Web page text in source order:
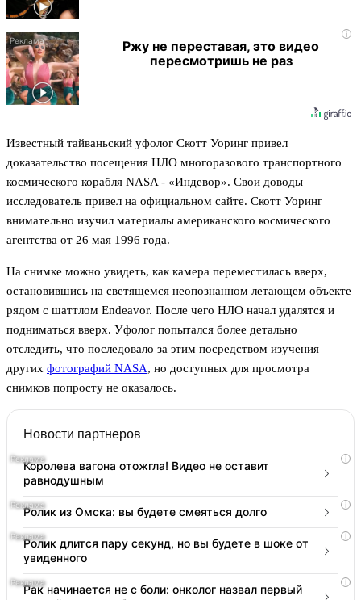
i
Ржу не переставая, это видео
пересмотришь не раз
Известный тайваньский уфолог Скотт Уоринг привел
доказательство посещения НЛО многоразового транспортного
космического корабля NASA - «Индевор». Свои доводы
исследователь привел на официальном сайте. Скотт Уоринг
внимательно изучил материалы американского космического
агентства от 26 мая 1996 года.
На снимке можно увидеть, как камера переместилась вверх,
остановившись на светящемся неопознанном летающем объекте
рядом с шаттлом Endeavor. После чего НЛО начал удалятся и
подниматься вверх. Уфолог попытался более детально
отследить, что последовало за этим посредством изучения
других фотографий NASA, но доступных для просмотра
снимков попросту не оказалось.
Новости партнеров
i
Королева вагона отожгла! Видео не оставит
равнодушным
i
Ролик из Омска: вы будете смеяться долго
i
Ролик длится пару секунд, но вы будете в шоке от
увиденного
i
Рак начинается не с боли: онколог назвал первый